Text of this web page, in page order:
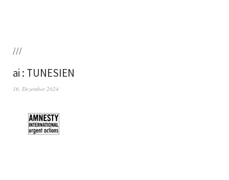
///
ai : TUNESIEN
16. Dezember 2024